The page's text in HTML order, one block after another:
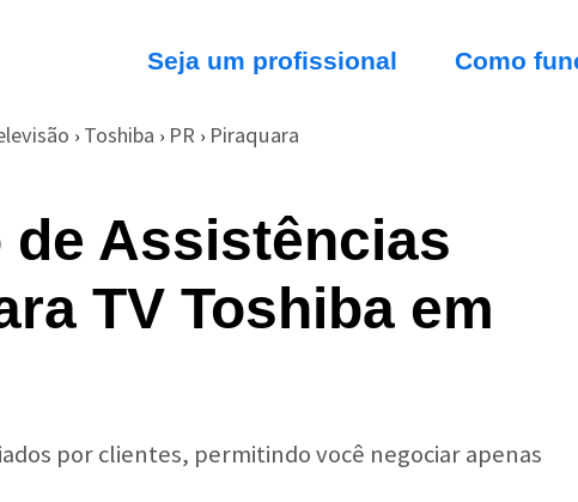
Seja um profissional Como
› Toshiba › PR › Piraquara
de Assistências
TV Toshiba em
por clientes, permitindo você negociar apenas